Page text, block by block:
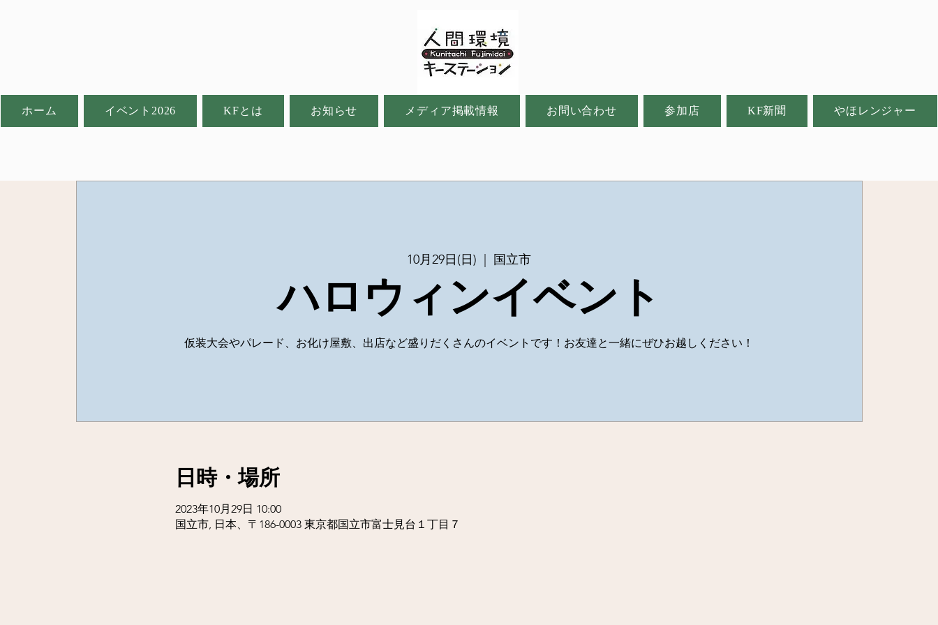
ホーム イベント2026 KFとは お知らせ メディア掲載情報 お問い合わせ 参加店 KF新聞 やほレンジャー
10月29日(日) 国立市
ハロウィンイベント
仮装大会やパレード、お化け屋敷、出店など盛りだくさんのイベントです！お友達と一緒にぜひお越しください！
日時・場所
2023年10月29日 10:00
国立市, 日本、〒186-0003 東京都国立市富士見台１丁目７